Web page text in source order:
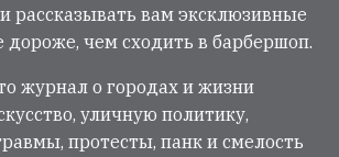
рассказывать вам эксклюзивные
дороже, чем сходить в барбершоп.
журнал о городах и жизни
уличную политику,
протесты, панк и смелость